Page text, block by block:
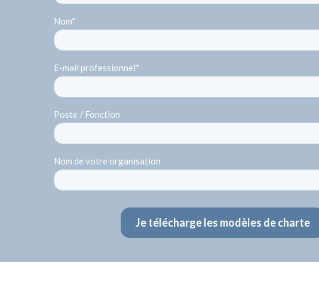
Nom*
E-mail professionnel*
Poste / Fonction
Nom de votre organisation